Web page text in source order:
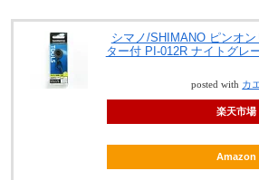
シマノ/SHIMANO ピンオ
ター付 PI-012R ナイトグレ
posted with カ
楽天市場
Amazon